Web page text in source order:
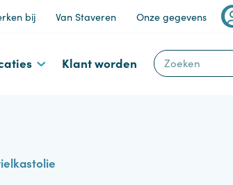
Werken bij Van Staveren Onze
locaties Klant worden